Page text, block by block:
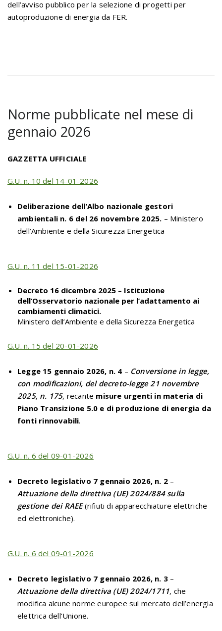
dell’avviso pubblico per la selezione di progetti per
autoproduzione di energia da FER.
Norme pubblicate nel mese di
gennaio 2026
GAZZETTA UFFICIALE
G.U. n. 10 del 14-01-2026
Deliberazione dell’Albo nazionale gestori
ambientali n. 6 del 26 novembre 2025. – Ministero
dell’Ambiente e della Sicurezza Energetica
G.U. n. 11 del 15-01-2026
Decreto 16 dicembre 2025 – Istituzione
dell’Osservatorio nazionale per l’adattamento ai
cambiamenti climatici.
Ministero dell’Ambiente e della Sicurezza Energetica
G.U. n. 15 del 20-01-2026
Legge 15 gennaio 2026, n. 4 – Conversione in legge,
con modificazioni, del decreto-legge 21 novembre
2025, n. 175, recante misure urgenti in materia di
Piano Transizione 5.0 e di produzione di energia da
fonti rinnovabili.
G.U. n. 6 del 09-01-2026
Decreto legislativo 7 gennaio 2026, n. 2 –
Attuazione della direttiva (UE) 2024/884 sulla
gestione dei RAEE(rifiuti di apparecchiature elettriche
ed elettroniche).
G.U. n. 6 del 09-01-2026
Decreto legislativo 7 gennaio 2026, n. 3 –
Attuazione della direttiva (UE) 2024/1711, che
modifica alcune norme europee sul mercato dell’energia
elettrica dell’Unione.